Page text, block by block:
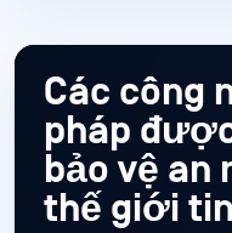
Các công
pháp
bảo vệ an
thế giới